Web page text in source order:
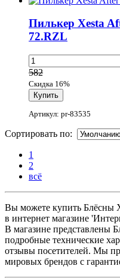
Пилькер Xesta
72.RZL
582
Скидка 16%
Артикул: pr-83535
Сортировать по:
1
2
всё
Вы можете купить Блёсны
в интернет магазине
В магазине представлены
подробные технические
отзывы посетителей. Мы
мировых брендов с